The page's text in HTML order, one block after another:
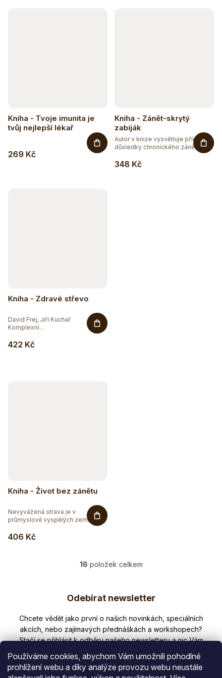
Používáme cookies, abychom Vám umožnili pohodlné
prohlížení webu a díky analýze provozu webu neustále
Kniha - Tvoje imunita je
tvůj nejlepší lékař
269 Kč
Kniha - Zánět-skrytý
zabiják
348 Kč
Autor v knize vysvětluje příčiny a
důsledky chronického zánětu...
Kniha - Zdravé střevo
422 Kč
David Frej, Jiří Kuchař
Komplexní...
Sleva až 20 %
Kniha - Život bez zánětu
406 Kč
Nevyvážená strava je v
průmyslově vyspělých zemích
O
á
d
a
c
p
r
16 položek celkem
a
Odebírat newsletter
Nezmeškejte žádné novinky či slevy!